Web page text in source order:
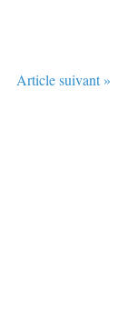
Article suivant »